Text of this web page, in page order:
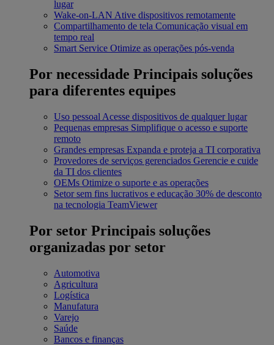
lugar
Wake-on-LAN Ative dispositivos remotamente
Compartilhamento de tela Comunicação visual em
tempo real
Smart Service Otimize as operações pós-venda
Por necessidade Principais soluções
para diferentes equipes
Uso pessoal Acesse dispositivos de qualquer lugar
Pequenas empresas Simplifique o acesso e suporte
remoto
Grandes empresas Expanda e proteja a TI corporativa
Provedores de serviços gerenciados Gerencie e cuide
da TI dos clientes
OEMs Otimize o suporte e as operações
Setor sem fins lucrativos e educação 30% de desconto
na tecnologia TeamViewer
Por setor Principais soluções
organizadas por setor
Automotiva
Agricultura
Logística
Manufatura
Varejo
Saúde
Bancos e finanças